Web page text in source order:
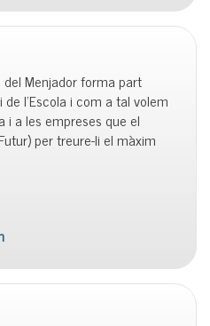
Menjador forma part
l’Escola i com a tal volem
i a les empreses que el
per treure-li el màxim